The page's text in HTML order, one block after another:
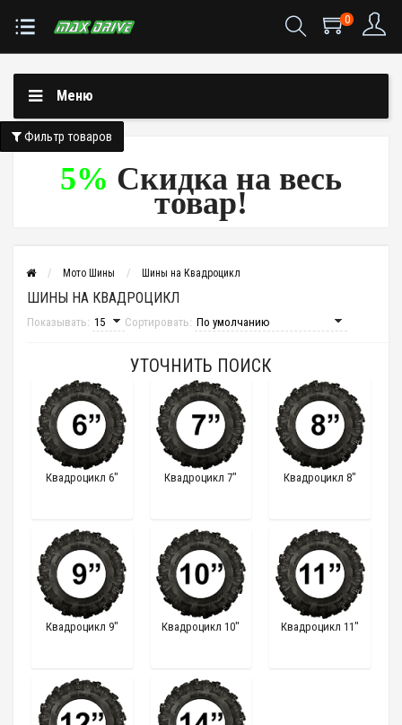
0
Меню
5% Скидка на весь
товар!
Мото Шины Шины на Квадроцикл
ШИНЫ НА КВАДРОЦИКЛ
Показывать: Сортировать:
УТОЧНИТЬ ПОИСК
Квадроцикл 6" Квадроцикл 7" Квадроцикл 8"
Квадроцикл 9" Квадроцикл 10" Квадроцикл 11"
Фильтр товаров